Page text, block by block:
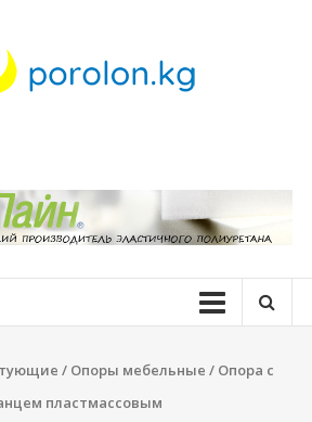
/ Опоры мебельные / Опора с
пластмассовым